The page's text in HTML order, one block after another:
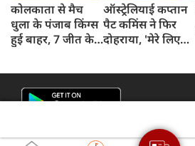
कोलकाता से मैच
धुला के पंजाब किंग्स
हुई बाहर, 7 जीत के
ऑस्ट्रेलियाई कप्तान
पैट कमिंस ने फिर
दोहराया, 'मेरे लिए